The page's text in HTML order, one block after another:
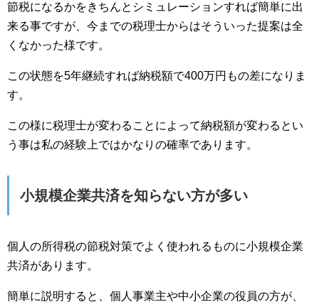
節税になるかをきちんとシミュレーションすれば簡単に出
来る事ですが、今までの税理士からはそういった提案は全
くなかった様です。
この状態を5年継続すれば納税額で400万円もの差になりま
す。
この様に税理士が変わることによって納税額が変わるとい
う事は私の経験上ではかなりの確率であります。
小規模企業共済を知らない方が多い
個人の所得税の節税対策でよく使われるものに小規模企業
共済があります。
簡単に説明すると、個人事業主や中小企業の役員の方が、